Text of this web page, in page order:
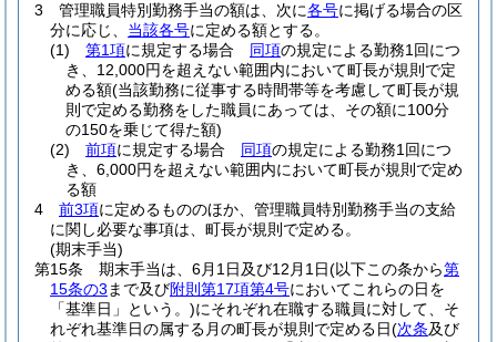
3
管理職員特別勤務手当の額は、次に各号に掲げる場合の区
分に応じ、 当該各号に定める額とする。
(1)
第1項に規定する場合 同項の規定による勤務1回につ
き、12,000円を超えない範囲内において町長が規則で定
める額(当該勤務に従事する時間帯等を考慮して町長が規
則で定める勤務をした職員にあっては、その額に100分
の150を乗じて得た額)
(2)
前項に規定する場合 同項の規定による勤務1回につ
き、6,000円を超えない範囲内において町長が規則で定め
る額
4
前3項に定めるもののほか、管理職員特別勤務手当の支給
に関し必要な事項は、町長が規則で定める。
(期末手当)
第15条
期末手当は、6月1日及び12月1日(以下この条から第
15条の3 まで及び附則第17項第4号においてこれらの日を
「基準日」という。)にそれぞれ在職する職員に対して、そ
れぞれ基準日の属する月の町長が規則で定める日(次条及び